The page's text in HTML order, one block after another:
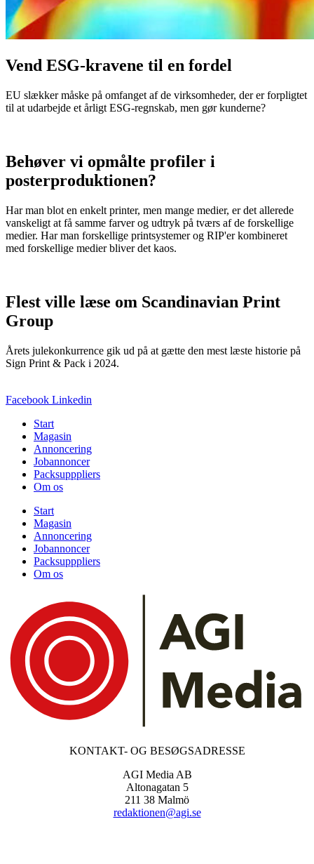
Vend ESG-kravene til en fordel
EU slækker måske på omfanget af de virksomheder, der er forpligtet
til at udarbejde et årligt ESG-regnskab, men gør kunderne?
Behøver vi opmålte profiler i
posterproduktionen?
Har man blot en enkelt printer, men mange medier, er det allerede
vanskeligt at få samme farver og udtryk på tværs af de forskellige
medier. Har man forskellige printsystemer og RIP'er kombineret
med forskellige medier bliver det kaos.
Flest ville læse om Scandinavian Print
Group
Årets julekonkurrence gik ud på at gætte den mest læste historie på
Sign Print & Pack i 2024.
Facebook Linkedin
Start
Magasin
Annoncering
Jobannoncer
Packsupppliers
Om os
Start
Magasin
Annoncering
Jobannoncer
Packsupppliers
Om os
KONTAKT- OG BESØGSADRESSE
AGI Media AB
Altonagatan 5
211 38 Malmö
redaktionen@agi.se